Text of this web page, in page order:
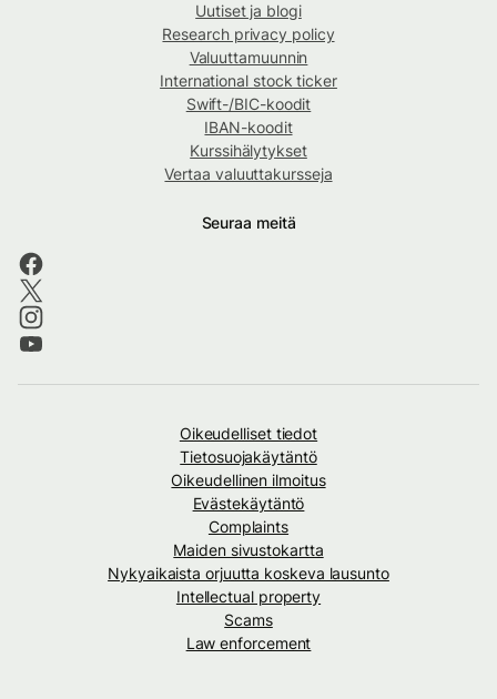
Uutiset ja blogi
Research privacy policy
Valuuttamuunnin
International stock ticker
Swift-/BIC-koodit
IBAN-koodit
Kurssihälytykset
Vertaa valuuttakursseja
Seuraa meitä
Oikeudelliset tiedot
Tietosuojakäytäntö
Oikeudellinen ilmoitus
Evästekäytäntö
Complaints
Maiden sivustokartta
Nykyaikaista orjuutta koskeva lausunto
Intellectual property
Scams
Law enforcement